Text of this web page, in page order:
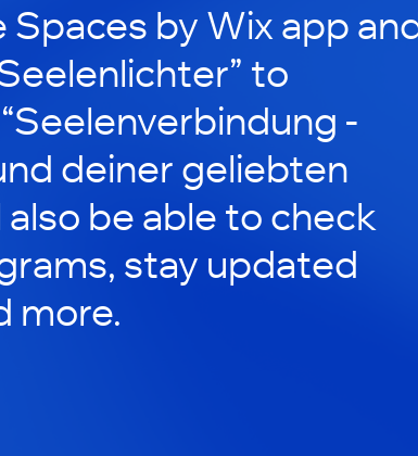
Spaces by Wix app
to
-
deiner geliebten
also be able to check
stay updated
more.